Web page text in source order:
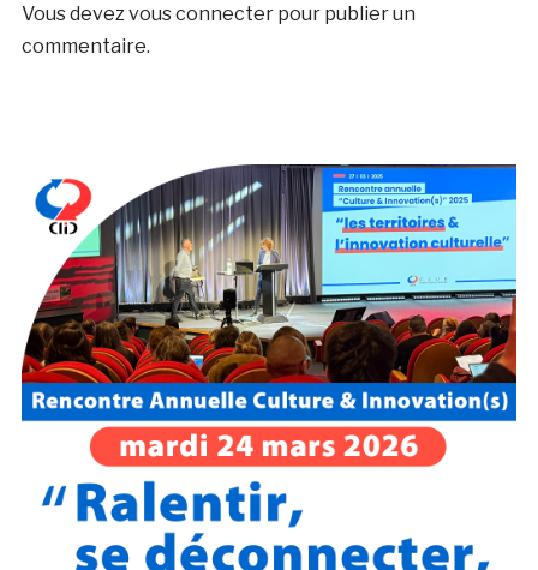
Vous devez vous connecterpour publier un
commentaire.